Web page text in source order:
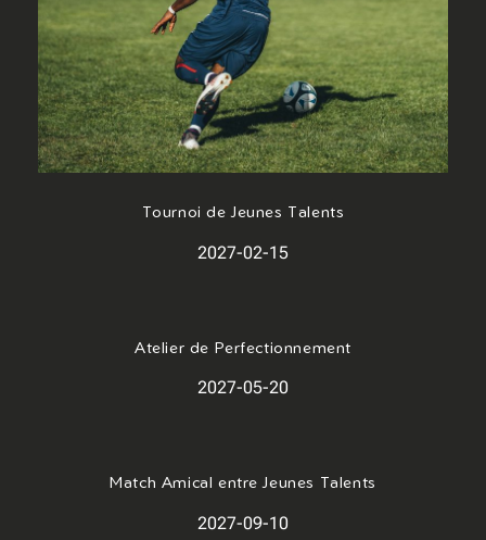
Tournoi de Jeunes Talents
2027-02-15
Atelier de Perfectionnement
2027-05-20
Match Amical entre Jeunes Talents
2027-09-10